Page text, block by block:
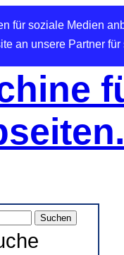
für soziale Medien
an unsere Partner